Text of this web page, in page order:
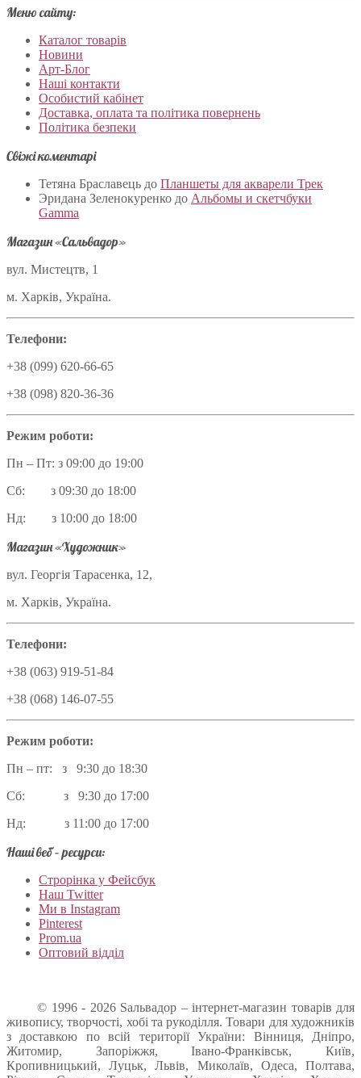
Меню сайту:
Каталог товарів
Новини
Арт-Блог
Наші контакти
Особистий кабінет
Доставка, оплата та політика повернень
Політика безпеки
Свіжі коментарі
Тетяна Браславець до Планшеты для акварели Трек
Эридана Зеленокуренко до Альбомы и скетчбуки
Gamma
Магазин «Сальвадор»
вул. Мистецтв, 1
м. Харків, Україна.
Телефони:
+38 (099) 620-66-65
+38 (098) 820-36-36
Режим роботи:
Пн – Пт: з 09:00 до 19:00
Сб: з 09:30 до 18:00
Нд: з 10:00 до 18:00
Магазин «Художник»
вул. Георгія Тарасенка, 12,
м. Харків, Україна.
Телефони:
+38 (063) 919-51-84
+38 (068) 146-07-55
Режим роботи:
Пн – пт: з 9:30 до 18:30
Сб: з 9:30 до 17:00
Нд: з 11:00 до 17:00
Наші веб – ресурси:
Строрінка у Фейсбук
Наш Twitter
Ми в Instagram
Pinterest
Prom.ua
Оптовий відділ
© 1996 - 2026 Sальвадор – інтернет-магазин товарів для
живопису, творчості, хобі та рукоділля. Товари для художників
з доставкою по всій території України: Вінниця, Дніпро,
Житомир, Запоріжжя, Івано-Франківськ, Київ,
Кропивницький, Луцьк, Львів, Миколаїв, Одеса, Полтава,